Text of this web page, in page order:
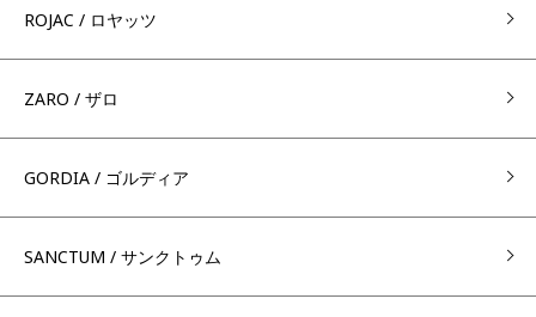
ROJAC / ロヤッツ
ZARO / ザロ
GORDIA / ゴルディア
SANCTUM / サンクトゥム